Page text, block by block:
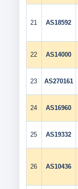
21 AS18592
22 AS14000
23 AS270161
24 AS16960
25 AS19332
26 AS10436